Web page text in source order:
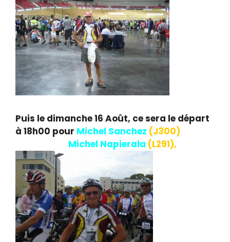
Puis le dimanche 16 Août, ce sera le départ
à 18h00 pour Michel Sanchez (J300)
Michel Napierala (L291),